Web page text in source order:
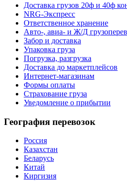
Доставка грузов 20ф и 40ф
NRG-Экспресс
Ответственное хранение
Авто-, авиа- и Ж/Д
Забор и доставка
Упаковка груза
Погрузка, разгрузка
Доставка до маркетплейсов
Интернет-магазинам
Формы оплаты
Страхование груза
Уведомление о прибытии
География перевозок
Россия
Казахстан
Беларусь
Китай
Киргизия